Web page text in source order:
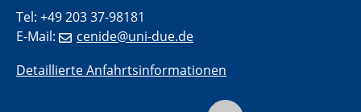
28.08.2025
2D-MATURE Seminar Series
Tel: +49 203 37-98181
E-Mail:
cenide@uni-due.de
Detaillierte Anfahrtsinformationen